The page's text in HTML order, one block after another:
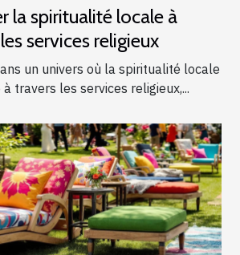
la spiritualité locale à
services religieux
un univers où la spiritualité locale
travers les services religieux,...